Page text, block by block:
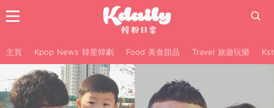
主頁 Kpop News 韓星韓劇 Food 美食甜品 Travel 旅遊玩樂